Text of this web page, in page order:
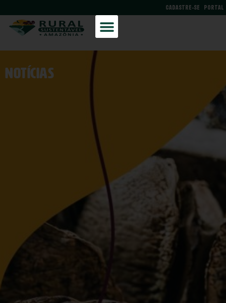
PORTAL
CADASTRE-SE
NOtícias